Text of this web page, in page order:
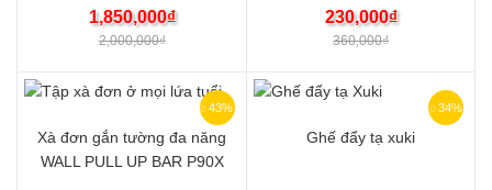
2,000,000₫
1,850,000₫
360,000₫
230,000₫
43%
Xà đơn gắn tường đa năng
WALL PULL UP BAR P90X
34%
Ghế đẩy tạ xuki